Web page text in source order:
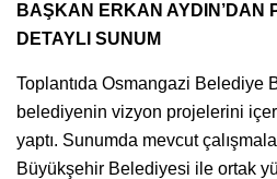
BAŞKAN ERKAN AYDIN’DAN
DETAYLI SUNUM
Toplantıda Osmangazi Belediye
belediyenin vizyon projelerini
yaptı. Sunumda mevcut
Büyükşehir Belediyesi ile ortak